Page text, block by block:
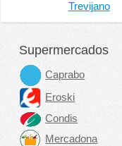
Trevijano
Supermercados
Caprabo
Eroski
Condis
Mercadona